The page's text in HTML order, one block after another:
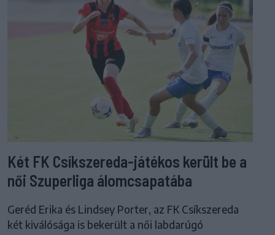
Két FK Csíkszereda-játékos került be a
női Szuperliga álomcsapatába
Geréd Erika és Lindsey Porter, az FK Csíkszereda
két kiválósága is bekerült a női labdarúgó